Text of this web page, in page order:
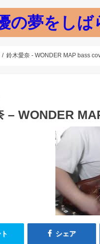
の夢をしば
鈴木愛奈 - WONDER MAP bass
– WONDER
シェア